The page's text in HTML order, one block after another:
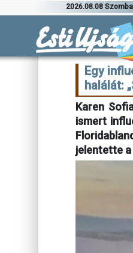
2026.08.08
Egy
halálát:
Karen
ismert
jelentette